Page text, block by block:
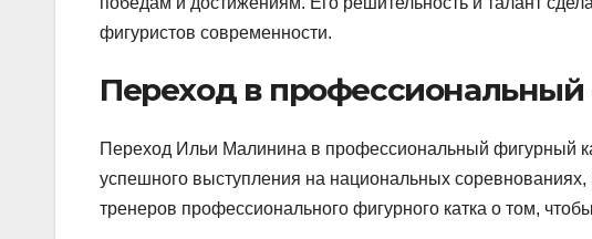
фигуристов современности.
Переход в
Переход Ильи Малинина в профессиональный фигурный
успешного выступления на национальных
тренеров профессионального фигурного катка о том,